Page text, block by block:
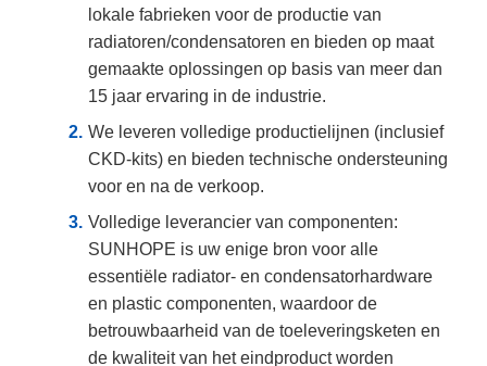
lokale fabrieken voor de productie van
radiatoren/condensatoren en bieden op maat
gemaakte oplossingen op basis van meer dan
15 jaar ervaring in de industrie.
We leveren volledige productielijnen (inclusief
CKD-kits) en bieden technische ondersteuning
voor en na de verkoop.
Volledige leverancier van componenten:
SUNHOPE is uw enige bron voor alle
essentiële radiator- en condensatorhardware
en plastic componenten, waardoor de
betrouwbaarheid van de toeleveringsketen en
de kwaliteit van het eindproduct worden